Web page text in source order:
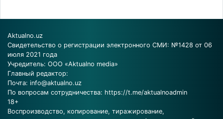
Aktualno.uz
Свидетельство о регистрации электронного СМИ: №1428 от 06
июля 2021 года
Учредитель: ООО «Aktualno media»
Главный редактор:
Почта: info@aktualno.uz
По вопросам сотрудничества: https://t.me/aktualnoadmin
18+
Воспроизводство, копирование, тиражирование,